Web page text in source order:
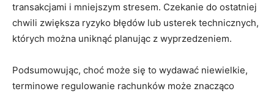
transakcjami i mniejszym stresem. Czekanie do ostatniej
chwili zwiększa ryzyko błędów lub usterek technicznych,
których można uniknąć planując z wyprzedzeniem.
Podsumowując, choć może się to wydawać niewielkie,
terminowe regulowanie rachunków może znacząco